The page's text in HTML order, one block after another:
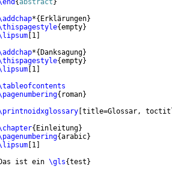
{abstract }
*{ Erklärungen}
{empty}
1
*{ Danksagung}
{empty}
1
{ roman}
title=Glossar,
{ Einleitung}
{arabic}
1
Das ist ein \gls{test }